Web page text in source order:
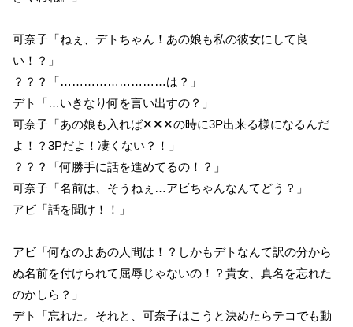
可奈子「ねぇ、デトちゃん！あの娘も私の彼女にして良
い！？」
？？？「………………………は？」
デト「…いきなり何を言い出すの？」
可奈子「あの娘も入れば✕✕✕の時に3P出来る様になるんだ
よ！？3Pだよ！凄くない？！」
？？？「何勝手に話を進めてるの！？」
可奈子「名前は、そうねぇ…アビちゃんなんてどう？」
アビ「話を聞け！！」
アビ「何なのよあの人間は！？しかもデトなんて訳の分から
ぬ名前を付けられて屈辱じゃないの！？貴女、真名を忘れた
のかしら？」
デト「忘れた。それと、可奈子はこうと決めたらテコでも動